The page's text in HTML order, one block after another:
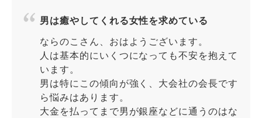
男は癒やしてくれる女性を求めている
ならのこさん、おはようございます。
人は基本的にいくつになっても不安を抱えて
います。
男は特にこの傾向が強く、大会社の会長です
ら悩みはあります。
大金を払ってまで男が銀座などに通うのはな